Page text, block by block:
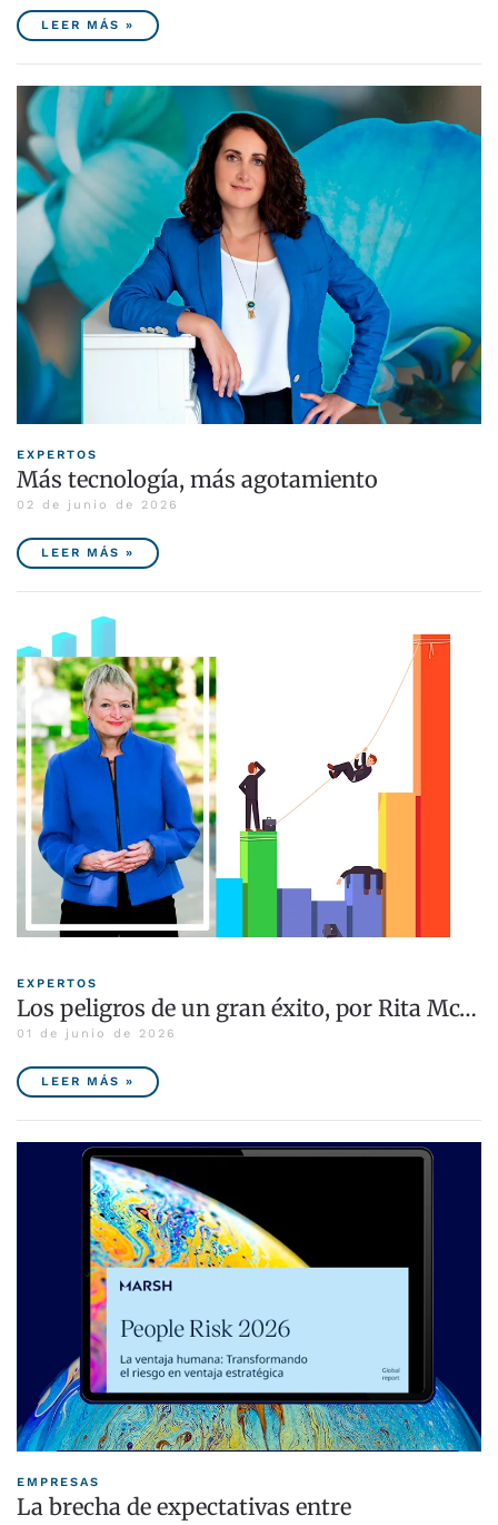
LEER MÁS »
EXPERTOS
Más tecnología, más agotamiento
02 de junio de 2026
LEER MÁS »
EXPERTOS
Los peligros de un gran éxito, por Rita Mc…
01 de junio de 2026
LEER MÁS »
EMPRESAS
La brecha de expectativas entre